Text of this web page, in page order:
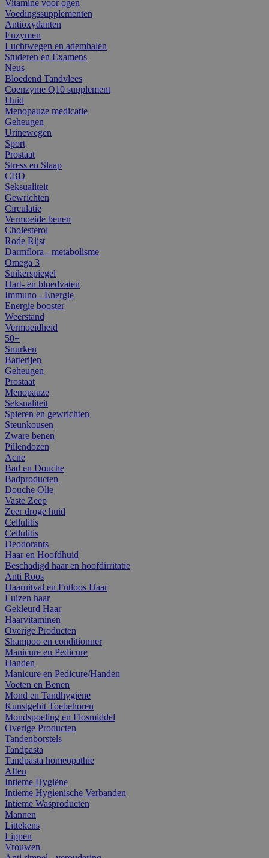
Vitamine voor ogen
Voedingssupplementen
Antioxydanten
Enzymen
Luchtwegen en ademhalen
Studeren en Examens
Neus
Bloedend Tandvlees
Coenzyme Q10 supplement
Huid
Menopauze medicatie
Geheugen
Urinewegen
Sport
Prostaat
Stress en Slaap
CBD
Seksualiteit
Gewrichten
Circulatie
Vermoeide benen
Cholesterol
Rode Rijst
Darmflora - metabolisme
Omega 3
Suikerspiegel
Hart- en bloedvaten
Immuno - Energie
Energie booster
Weerstand
Vermoeidheid
50+
Snurken
Batterijen
Geheugen
Prostaat
Menopauze
Seksualiteit
Spieren en gewrichten
Steunkousen
Zware benen
Pillendozen
Acne
Bad en Douche
Badproducten
Douche Olie
Vaste Zeep
Zeer droge huid
Cellulitis
Cellulitis
Deodorants
Haar en Hoofdhuid
Beschadigd haar en hoofdirritatie
Anti Roos
Haaruitval en Futloos Haar
Luizen haar
Gekleurd Haar
Haarvitaminen
Overige Producten
Shampoo en conditionner
Manicure en Pedicure
Handen
Manicure en Pedicure/Handen
Voeten en Benen
Mond en Tandhygiëne
Kunstgebit Toebehoren
Mondspoeling en Flosmiddel
Overige Producten
Tandenborstels
Tandpasta
Tandpasta homeopathie
Aften
Intieme Hygiëne
Intieme Hygienische Verbanden
Intieme Wasproducten
Mannen
Littekens
Lippen
Vrouwen